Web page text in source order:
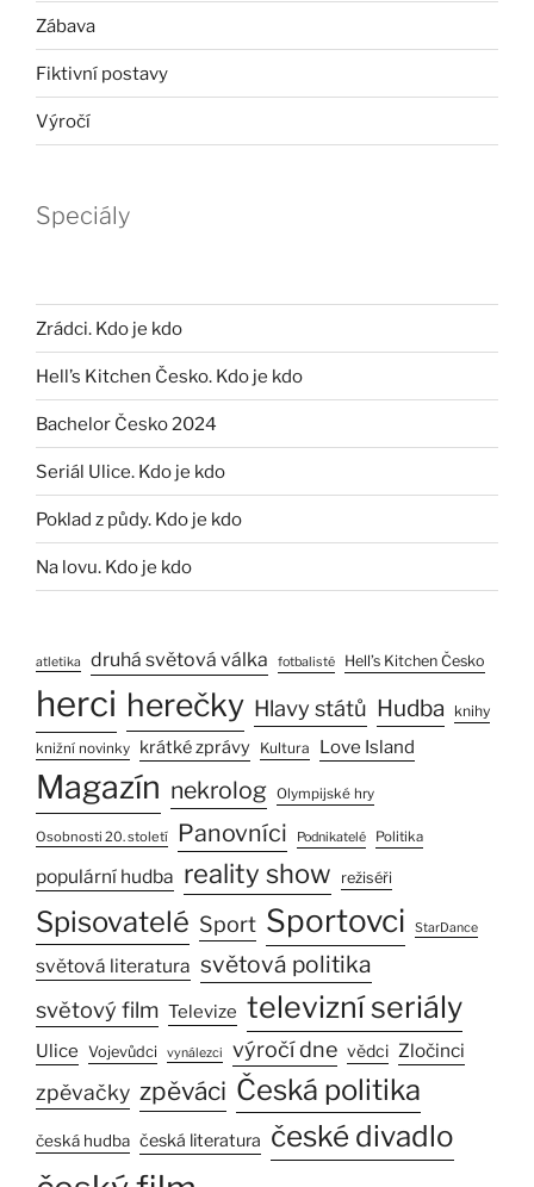
Zábava
Fiktivní postavy
Výročí
Speciály
Zrádci. Kdo je kdo
Hell’s Kitchen Česko. Kdo je kdo
Bachelor Česko 2024
Seriál Ulice. Kdo je kdo
Poklad z půdy. Kdo je kdo
Na lovu. Kdo je kdo
atletika druhá světová válka fotbalisté Hell’s Kitchen Česko
herci herečky Hlavy států Hudba knihy
knižní novinky krátké zprávy Kultura Love Island
Magazín nekrolog Olympijské hry
Osobnosti 20. století Panovníci Podnikatelé Politika
populární hudba reality show režiséři
Spisovatelé Sport Sportovci StarDance
světová literatura světová politika
světový film Televize televizní seriály
Ulice Vojevůdci vynálezci výročí dne vědci Zločinci
zpěvačky zpěváci Česká politika
česká hudba česká literatura české divadlo